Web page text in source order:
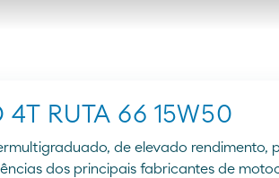
4T RUTA 66 15W50
de elevado
dos principais fabricantes de